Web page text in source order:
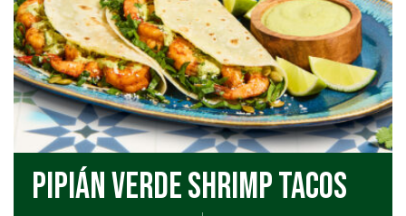
Pipián Verde Shrimp Tacos